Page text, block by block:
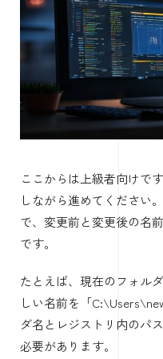
ここからは上級者向けで
しながら進めてください
で、変更前と変更後の名
です。
たとえば、現在のフォル
しい名前を「
ダ名とレジストリ内のパ
必要があります。